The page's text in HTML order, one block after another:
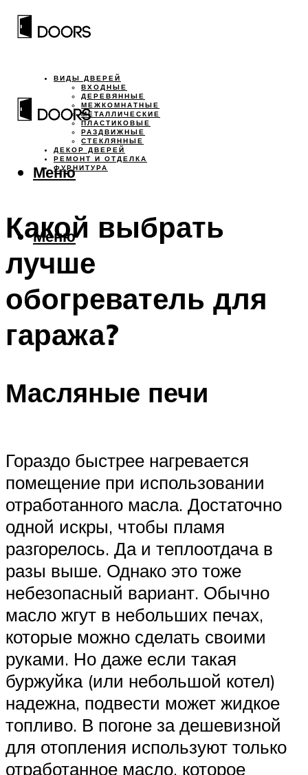
ВИДЫ ДВЕРЕЙ
ВХОДНЫЕ
ДЕРЕВЯННЫЕ
МЕЖКОМНАТНЫЕ
МЕТАЛЛИЧЕСКИЕ
ПЛАСТИКОВЫЕ
РАЗДВИЖНЫЕ
СТЕКЛЯННЫЕ
ДЕКОР ДВЕРЕЙ
РЕМОНТ И ОТДЕЛКА
ФУРНИТУРА
Меню
Меню
Какой выбрать
лучше
обогреватель для
гаража?
Масляные печи
Гораздо быстрее нагревается
помещение при использовании
отработанного масла. Достаточно
одной искры, чтобы пламя
разгорелось. Да и теплоотдача в
разы выше. Однако это тоже
небезопасный вариант. Обычно
масло жгут в небольших печах,
которые можно сделать своими
руками. Но даже если такая
буржуйка (или небольшой котел)
надежна, подвести может жидкое
топливо. В погоне за дешевизной
для отопления используют только
отработанное масло, которое